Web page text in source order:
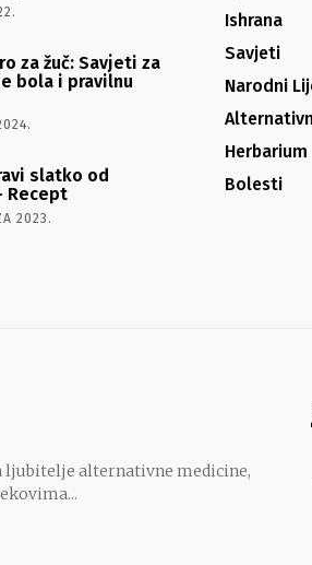
za žuč: Savjeti za
bola i pravilnu
slatko od
Recept
2023.
Ishrana
Savjeti
Narodni
Herbarium
Bolesti
alternativne medicine,